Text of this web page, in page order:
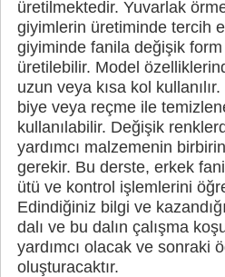
üretilmektedir. Yuvarlak
giyimlerin üretiminde tercih
giyiminde fanila değişik
üretilebilir. Model
uzun veya kısa kol
biye veya reçme ile
kullanılabilir. Değişik
yardımcı malzemenin
gerekir. Bu derste, erkek
ütü ve kontrol işlemlerini
Edindiğiniz bilgi ve
dalı ve bu dalın çalışma
yardımcı olacak ve sonraki
oluşturacaktır.